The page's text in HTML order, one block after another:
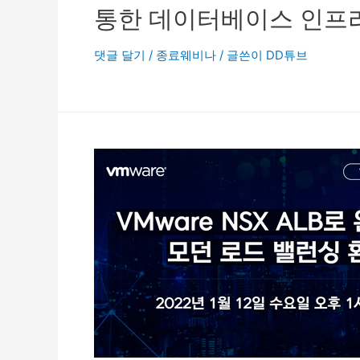
통한 데이터베이스 인프
댓글 달기 / 종료웨비나 / 글쓴이 DD튜브